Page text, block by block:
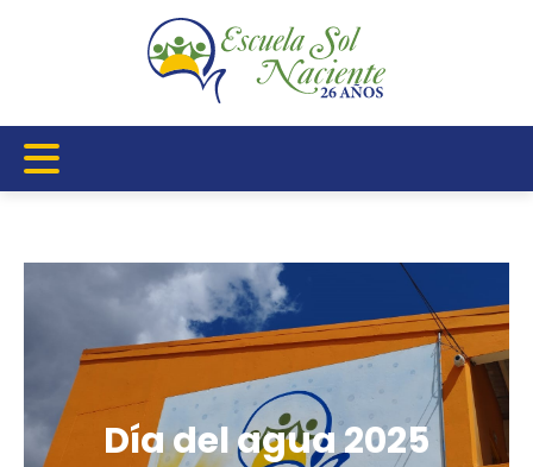
Día del agua 2025